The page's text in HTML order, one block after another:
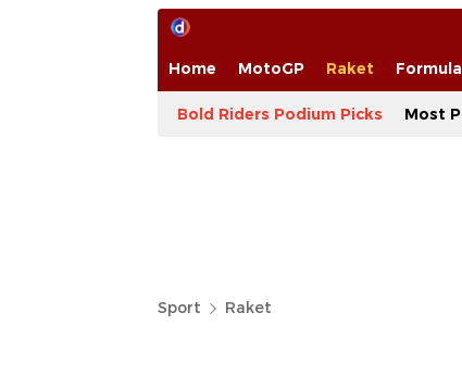
Home MotoGP Raket Formula
Bold Riders Podium Picks Most
Sport Raket